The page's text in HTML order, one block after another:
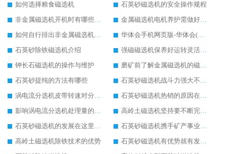
如何选择粮食磁选机
石英砂磁选机的安全操作规程
非金属磁选机开机时有哪些问题需注意
金属磁选机电机养护需做好哪些工作
如何自行排出非金属磁选机的一些小故障
华体会手机网页版-华体会(中国) 石英砂磁选机成为行业“霸主”
石英砂除铁磁选机介绍
强磁磁选机保养好运转灵活更胜一筹
钾长石磁选机的操作与维护
磨矿前了解金属磁选机的磁选工艺是关键的一步
石英砂提纯的方法有哪些
石英砂磁选机战斗力强大不可忽视
涡电流分选机皮带转速对分选率会产生什么影响?
石英砂磁选机热销的原因在于技术的升级化
影响涡电流分选机处理量的4大要素是什么吗?
高岭土磁选机坚持要不断完善自身发展（一）
石英砂磁选机的发展在这里起航
石英砂磁选机携手矿产事业再掀选矿浪潮
高岭土磁选机除铁技术的优势
石英砂磁选机有优势就有发展权